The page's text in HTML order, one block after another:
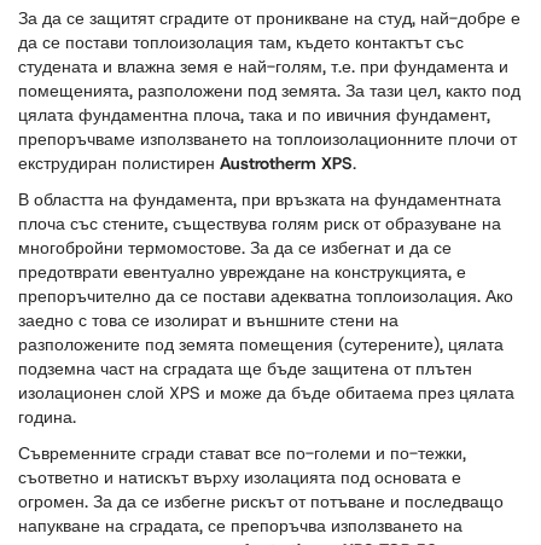
За да се защитят сградите от проникване на студ, най-добре е
да се постави топлоизолация там, където контактът със
студената и влажна земя е най-голям, т.е. при фундамента и
помещенията, разположени под земята. За тази цел, както под
цялата фундаментна плоча, така и по ивичния фундамент,
препоръчваме използването на топлоизолационните плочи от
екструдиран полистирен Austrotherm XPS.
В областта на фундамента, при връзката на фундаментната
плоча със стените, съществува голям риск от образуване на
многобройни термомостове. За да се избегнат и да се
предотврати евентуално увреждане на конструкцията, е
препоръчително да се постави адекватна топлоизолация. Ако
заедно с това се изолират и външните стени на
разположените под земята помещения (сутерените), цялата
подземна част на сградата ще бъде защитена от плътен
изолационен слой XPS и може да бъде обитаема през цялата
година.
Съвременните сгради стават все по-големи и по-тежки,
съответно и натискът върху изолацията под основата е
огромен. За да се избегне рискът от потъване и последващо
напукване на сградата, се препоръчва използването на